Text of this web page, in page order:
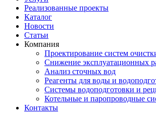
Реализованные проекты
Каталог
Новости
Статьи
Компания
Проектирование систем
Снижение эксплуатационных
Анализ сточных вод
Реагенты для воды и
Системы водоподготовки и
Котельные и паропроводные
Контакты